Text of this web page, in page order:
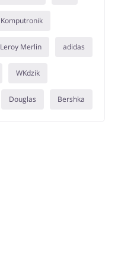
Komputronik
Leroy Merlin adidas
WKdzik
Douglas Bershka